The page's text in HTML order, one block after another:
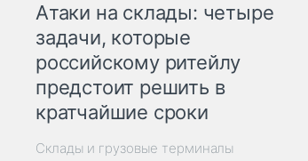
Атаки на склады: четыре
задачи, которые
российскому ритейлу
предстоит решить в
кратчайшие сроки
Склады и грузовые терминалы